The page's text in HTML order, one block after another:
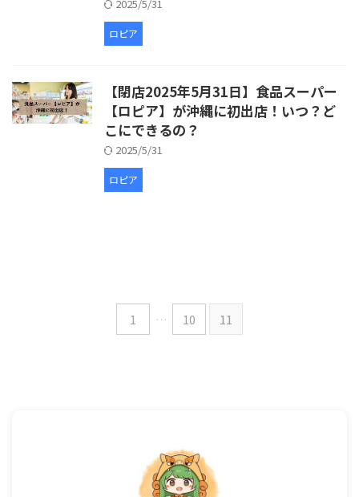
2025/5/31
ロピア
【閉店2025年5月31日】食品スーパー
【ロピア】が沖縄に初出店！いつ？ど
こにできるの？
2025/5/31
ロピア
1 … 10 11